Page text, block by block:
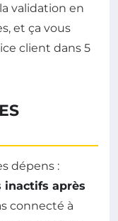
validation en
et ça vous
client dans 5
dépens :
inactifs après
connecté à